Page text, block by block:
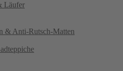
Läufer
& Anti-Rutsch-Matten